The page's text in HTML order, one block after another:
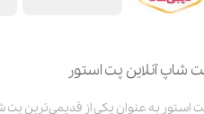
شاپ آنلاین پت استور